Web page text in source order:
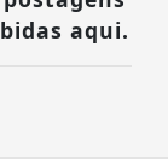
aqui.